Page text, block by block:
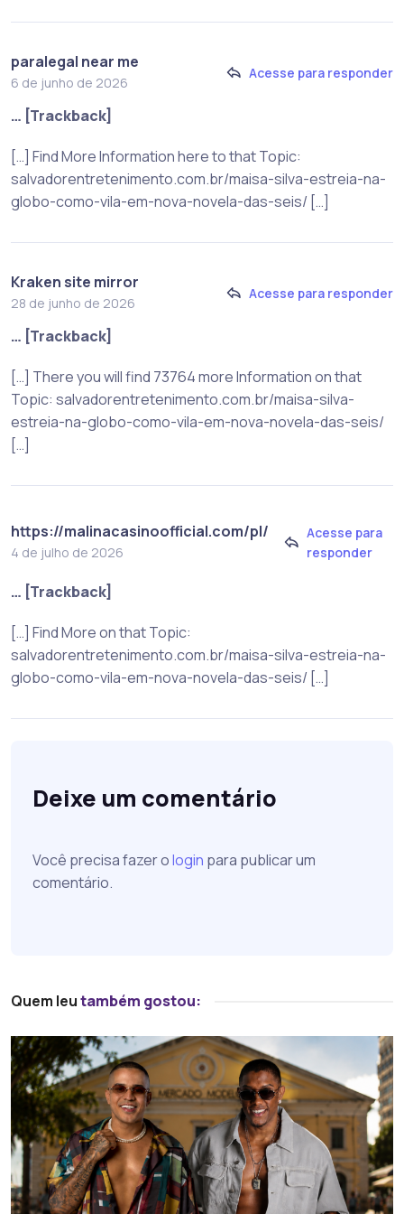
paralegal near me
6 de junho de 2026
Acesse para responder
… [Trackback]
[…] Find More Information here to that Topic:
salvadorentretenimento.com.br/maisa-silva-estreia-na-
globo-como-vila-em-nova-novela-das-seis/ […]
Kraken site mirror
28 de junho de 2026
Acesse para responder
… [Trackback]
[…] There you will find 73764 more Information on that
Topic: salvadorentretenimento.com.br/maisa-silva-
estreia-na-globo-como-vila-em-nova-novela-das-seis/
[…]
https://malinacasinoofficial.com/pl/
4 de julho de 2026
Acesse para
responder
… [Trackback]
[…] Find More on that Topic:
salvadorentretenimento.com.br/maisa-silva-estreia-na-
globo-como-vila-em-nova-novela-das-seis/ […]
Deixe um comentário
Você precisa fazer ologin para publicar um
comentário.
Quem leutambém gostou: